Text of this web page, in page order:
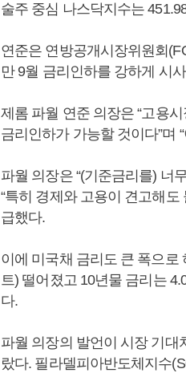
술주 중심 나스닥지수는
연준은 연방공개시장위원회
만 9월 금리인하를 강하게 시
제롬 파월 연준 의장은 “고용
금리인하가 가능할 것이다”며
파월 의장은 “(기준금리를) 너
“특히 경제와 고용이 견고해
급했다.
이에 미국채 금리도 큰 폭으로
트) 떨어졌고 10년물 금리는
다.
파월 의장의 발언이 시장 기
랐다. 필라델피아반도체지수